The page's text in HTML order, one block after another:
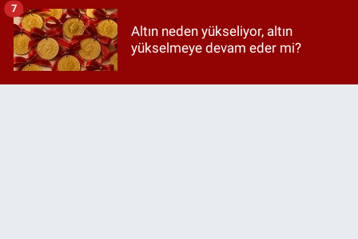
Altın neden yükseliyor, altın
yükselmeye devam eder mi?
7